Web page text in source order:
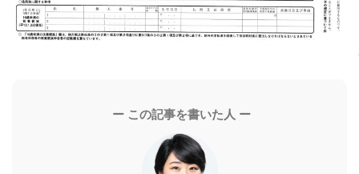
ー この記事を書いた人 ー